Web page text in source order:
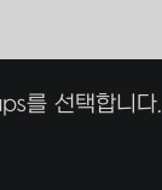
를 선택합니다.